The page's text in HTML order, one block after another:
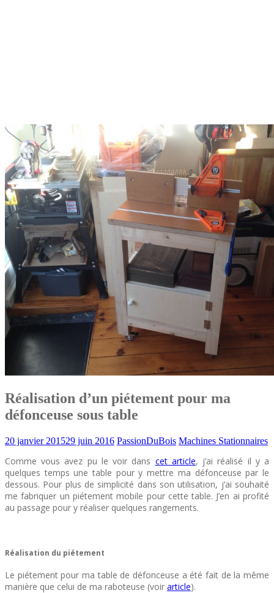
Réalisation d’un piétement pour ma
défonceuse sous table
20 janvier 201529 juin 2016 PassionDuBois Machines Stationnaires
Comme vous avez pu le voir dans cet article, j’ai réalisé il y a
quelques temps une table pour y mettre ma défonceuse par le
dessous. Pour plus de simplicité dans son utilisation, j’ai souhaité
me fabriquer un piétement mobile pour cette table. J’en ai profité
au passage pour y réaliser quelques rangements.
Réalisation du piétement
Le piétement pour ma table de défonceuse a été fait de la même
manière que celui de ma raboteuse (voir article).